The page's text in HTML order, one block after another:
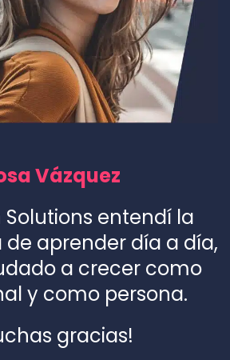
Vázquez
Solutions entendí la
aprender día a día,
a crecer como
y como persona.
gracias!